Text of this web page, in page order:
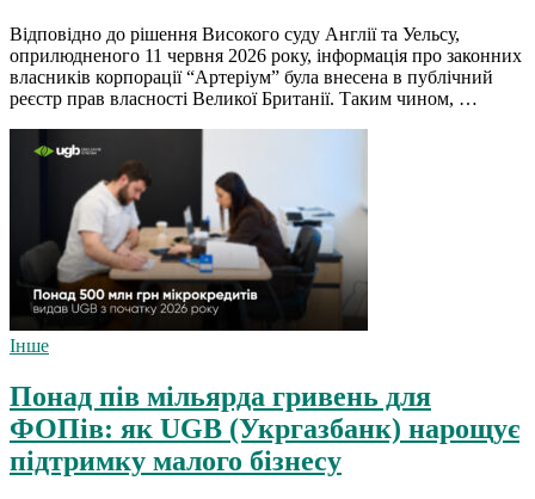
Відповідно до рішення Високого суду Англії та Уельсу,
оприлюдненого 11 червня 2026 року, інформація про законних
власників корпорації “Артеріум” була внесена в публічний
реєстр прав власності Великої Британії. Таким чином, …
Інше
Понад пів мільярда гривень для
ФОПів: як UGB (Укргазбанк) нарощує
підтримку малого бізнесу